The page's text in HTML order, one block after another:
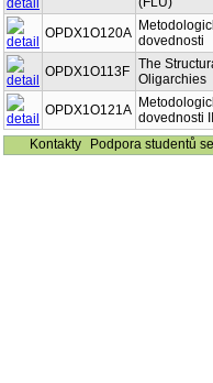
OPDX1O120A dovednosti
OPDX1O113F The
Oligarchies
OPDX1O121A dovednosti II
Kontakty
Podpora studentů